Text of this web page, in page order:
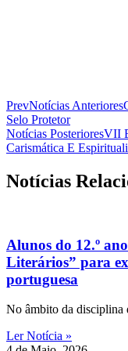
PrevNotícias Anteriores
Selo Protetor
Notícias PosterioresVII
Carismática E
Notícias
Alunos do 12.º
Literários” para
portuguesa
No âmbito da disciplina
Ler Notícia »